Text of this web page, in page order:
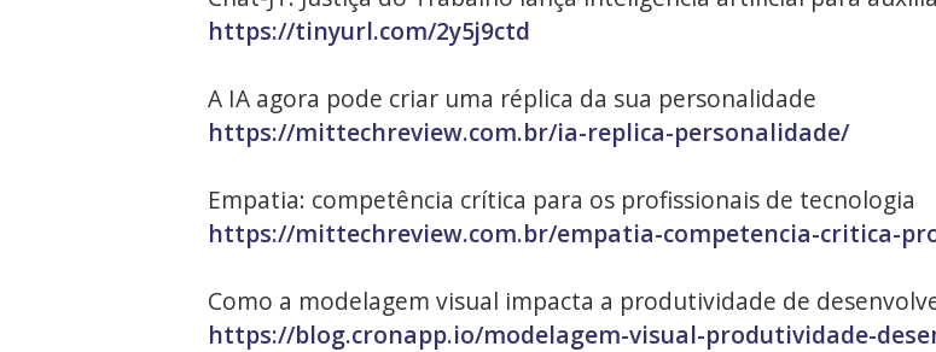
https://tinyurl.com/2y5j9ctd
A IA agora pode criar uma réplica da sua personalidade
https://mittechreview.com.br/ia-replica-personalidade/
Empatia: competência crítica para os profissionais de tecnologia
https://mittechreview.com.br/empatia-competencia-critica-
Como a modelagem visual impacta a produtividade de
https://blog.cronapp.io/modelagem-visual-produtividade-